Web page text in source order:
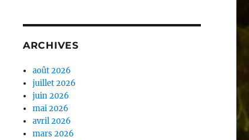
ARCHIVES
août 2026
juillet 2026
juin 2026
mai 2026
avril 2026
mars 2026